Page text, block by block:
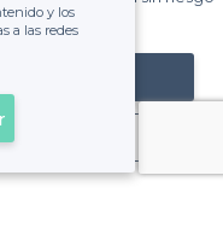
y los
a las redes